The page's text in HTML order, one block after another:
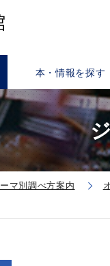
本・情報を探す
マ別調べ方案内